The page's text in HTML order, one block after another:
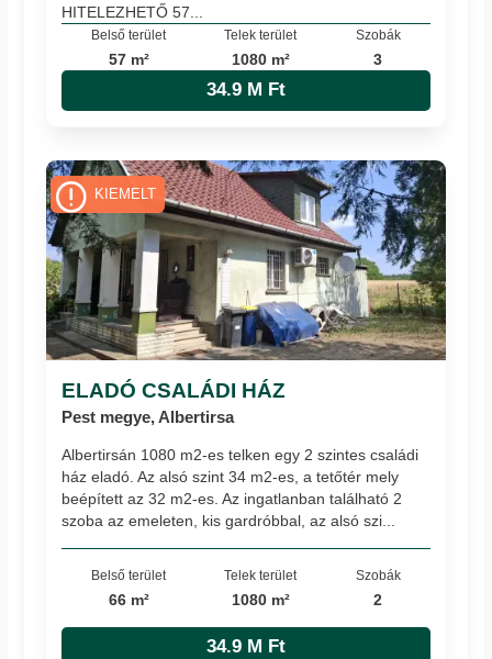
HITELEZHETŐ 57...
Belső terület
57 m²
Telek terület
1080 m²
Szobák
3
34.9 M Ft
ELADÓ CSALÁDI HÁZ
Pest megye, Albertirsa
Albertirsán 1080 m2-es telken egy 2 szintes családi
ház eladó. Az alsó szint 34 m2-es, a tetőtér mely
beépített az 32 m2-es. Az ingatlanban található 2
szoba az emeleten, kis gardróbbal, az alsó szi...
Belső terület
66 m²
Telek terület
1080 m²
Szobák
2
34.9 M Ft
KIEMELT